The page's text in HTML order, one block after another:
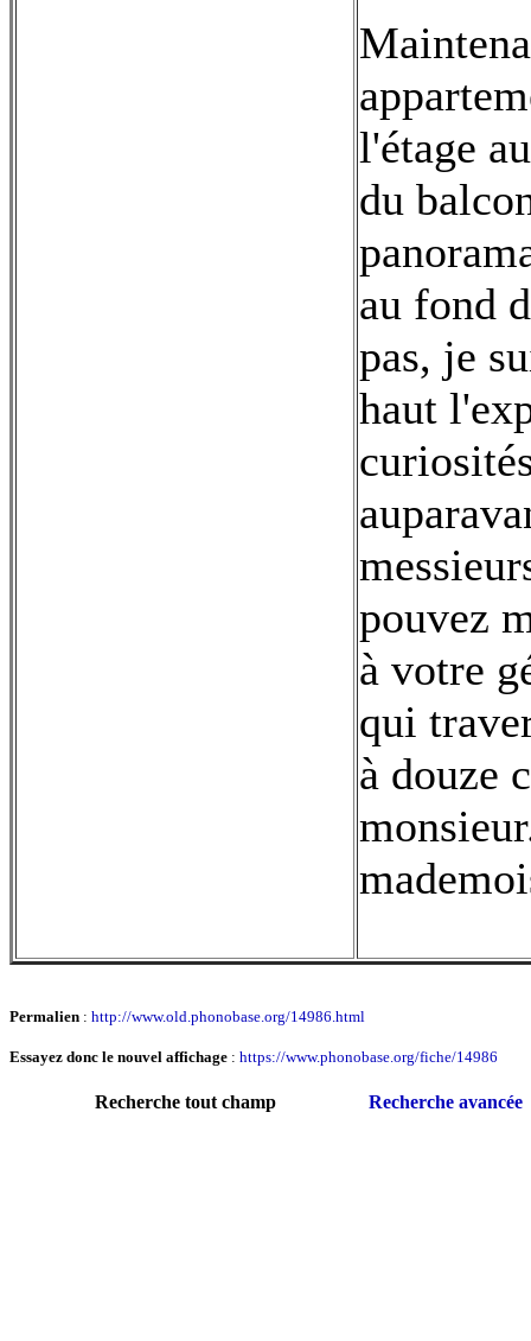
l'étage
du
au fond
pas, je
haut
pouvez
à votre
qui
à douze
Permalien : http://www.old.phonobase.org/14986.html
Essayez donc le nouvel affichage : https://www.phonobase.org/fiche/14986
Recherche tout champ Recherche avancée